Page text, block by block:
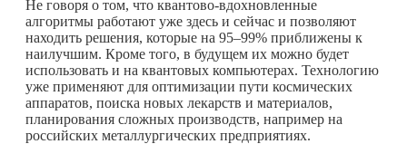
Не говоря о том, что квантово-вдохновленные
алгоритмы работают уже здесь и сейчас и позволяют
находить решения, которые на 95–99% приближены к
наилучшим. Кроме того, в будущем их можно будет
использовать и на квантовых компьютерах. Технологию
уже применяют для оптимизации пути космических
аппаратов, поиска новых лекарств и материалов,
планирования сложных производств, например на
российских металлургических предприятиях.